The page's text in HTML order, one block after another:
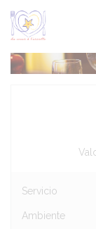
Personalización
Servicio
Ambiente